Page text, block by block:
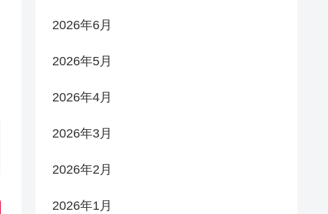
2026年6月
2026年5月
2026年4月
2026年3月
2026年2月
2026年1月